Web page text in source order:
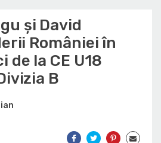
și David
României în
de la CE U18
B